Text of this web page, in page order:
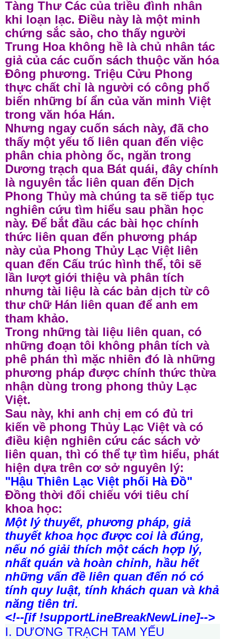
Tàng Thư Các của triều đình nhân
khi loạn lạc. Điều này là một minh
chứng sắc sảo, cho thấy người
Trung Hoa không hề là chủ nhân tác
giả của các cuốn sách thuộc văn hóa
Đông phương. Triệu Cửu Phong
thực chất chỉ là người có công phổ
biến những bí ẩn của văn minh Việt
trong văn hóa Hán.
Nhưng ngay cuốn sách này, đã cho
thấy một yếu tố liên quan đến việc
phân chia phòng ốc, ngăn trong
Dương trạch qua Bát quái, đây chính
là nguyên tắc liên quan đến Dịch
Phong Thủy mà chúng ta sẽ tiếp tục
nghiên cứu tìm hiểu sau phần học
này. Để bắt đầu các bài học chính
thức liên quan đến phương pháp
này của Phong Thủy Lạc Việt liên
quan đến Cấu trúc hình thể, tôi sẽ
lần lượt giới thiệu và phân tích
nhưng tài liệu là các bản dịch từ cô
thư chữ Hán liên quan để anh em
tham khảo.
Trong những tài liệu liên quan, có
những đoạn tôi không phân tích và
phê phán thì mặc nhiên đó là những
phương pháp được chính thức thừa
nhận dùng trong phong thủy Lạc
Việt.
Sau này, khi anh chị em có đủ tri
kiến về phong Thủy Lạc Việt và có
điều kiện nghiên cứu các sách vở
liên quan, thì có thể tự tìm hiểu, phát
hiện dựa trên cơ sở nguyên lý:
"Hậu Thiên Lạc Việt phối Hà Đồ"
Đồng thời đối chiếu với tiêu chí
khoa học:
Một lý thuyết, phương pháp, giả
thuyết khoa học được coi là đúng,
nếu nó giải thích một cách hợp lý,
nhất quán và hoàn chỉnh, hầu hết
những vấn đề liên quan đến nó có
tính quy luật, tính khách quan và khả
năng tiên tri.
<!--[if !supportLineBreakNewLine]-->
I. DƯƠNG TRẠCH TAM YẾU